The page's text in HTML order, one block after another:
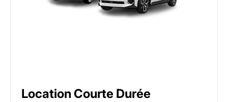
Location Courte Durée